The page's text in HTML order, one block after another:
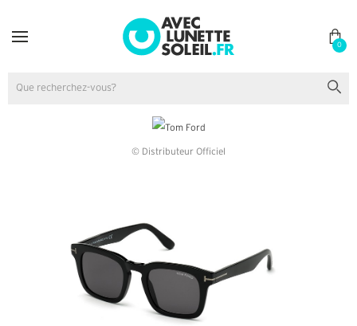
0
© Distributeur Officiel